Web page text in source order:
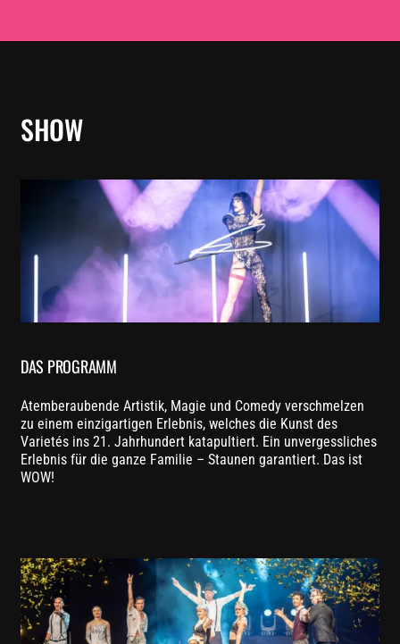
SHOW
DAS PROGRAMM
Atemberaubende Artistik, Magie und Comedy verschmelzen
zu einem einzigartigen Erlebnis, welches die Kunst des
Varietés ins 21. Jahrhundert katapultiert. Ein unvergessliches
Erlebnis für die ganze Familie – Staunen garantiert. Das ist
WOW!